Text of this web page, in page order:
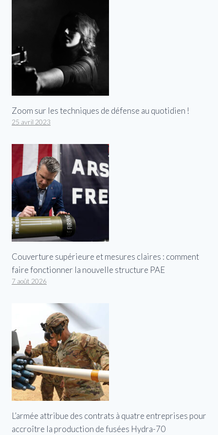
Zoom sur les techniques de défense au quotidien !
25 avril 2023
Couverture supérieure et mesures claires : comment
faire fonctionner la nouvelle structure PAE
7 août 2026
L’armée attribue des contrats à quatre entreprises pour
accroître la production de fusées Hydra-70